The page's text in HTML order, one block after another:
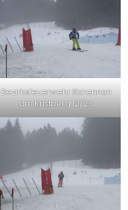
Bezirksfeuerwehr Skirennen
am Kristberg 12/23